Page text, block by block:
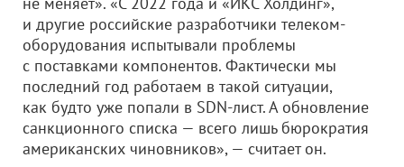
и другие российские разработчики телеком-
оборудования испытывали проблемы
с поставками компонентов. Фактически мы
последний год работаем в такой ситуации,
как будто уже попали в SDN-лист. А обновление
санкционного списка — всего лишь бюрократия
американских чиновников», — считает он.